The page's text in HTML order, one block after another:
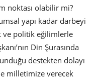
noktası olabilir mi?
yapı kadar darbeyi
ve politik eğilimlerle
Din Şurasında
destekten dolayı
milletimize verecek